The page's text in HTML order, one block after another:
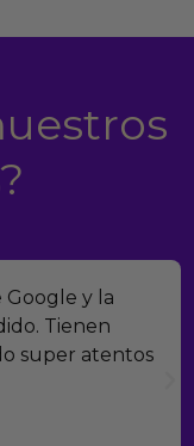
Google y la
Tienen
super atentos